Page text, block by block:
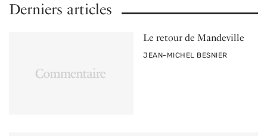
Derniers articles
Le retour de Mandeville
PAR
JEAN-MICHEL BESNIER